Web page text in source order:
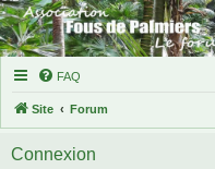
FAQ
Site Forum
Connexion